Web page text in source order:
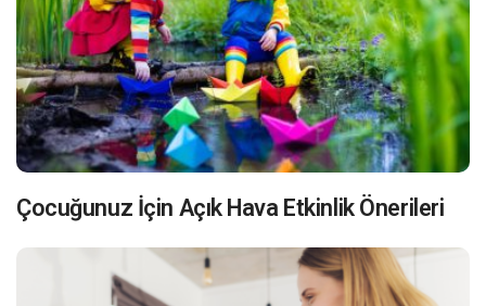
Çocuğunuz İçin Açık Hava Etkinlik Önerileri